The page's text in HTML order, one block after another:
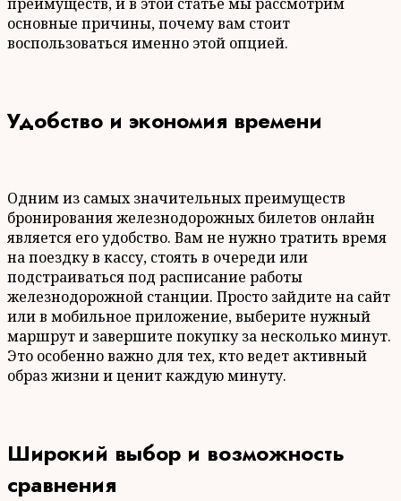
основные причины, почему вам стоит
воспользоваться именно этой опцией.
Удобство и экономия времени
Одним из самых значительных преимуществ
бронирования железнодорожных билетов онлайн
является его удобство. Вам не нужно тратить время
на поездку в кассу, стоять в очереди или
подстраиваться под расписание работы
железнодорожной станции. Просто зайдите на сайт
или в мобильное приложение, выберите нужный
маршрут и завершите покупку за несколько минут.
Это особенно важно для тех, кто ведет активный
образ жизни и ценит каждую минуту.
Широкий выбор и возможность
сравнения